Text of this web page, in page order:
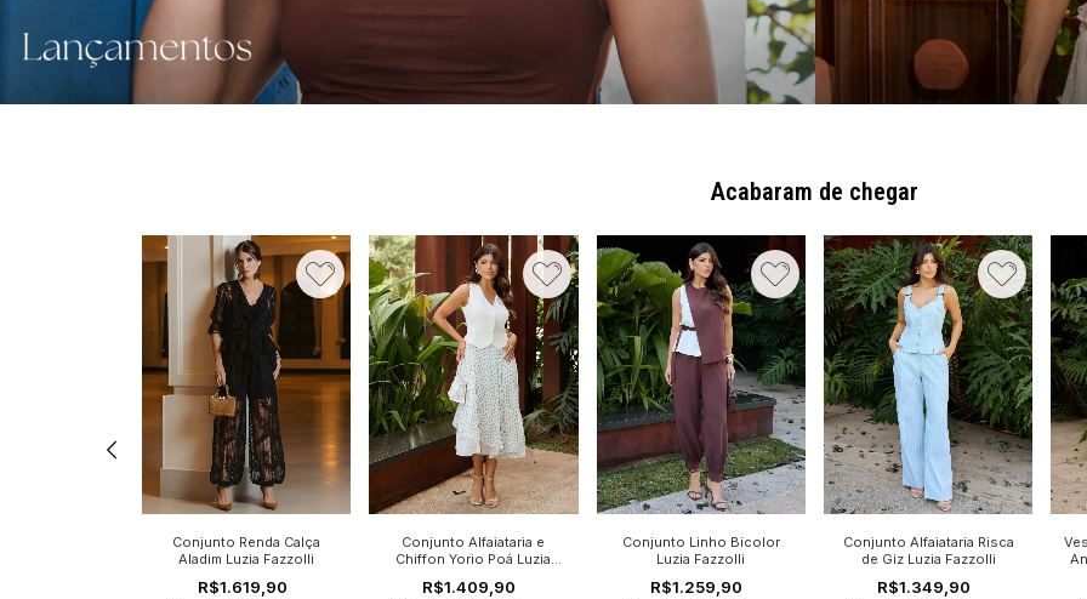
Acabaram de chegar
38 40
44
Conjunto Renda Calça
Aladim Luzia Fazzolli
R$1.619,90
36 38 40 42
44
Conjunto Alfaiataria e
Chiffon Yorio Poá Luzia
R$1.409,90
36 38 40 42
44
Conjunto Linho Bicolor
Luzia Fazzolli
R$1.259,90
36 38 40 42
44
Conjunto Alfaiataria Risca
de Giz Luzia Fazzolli
R$1.349,90